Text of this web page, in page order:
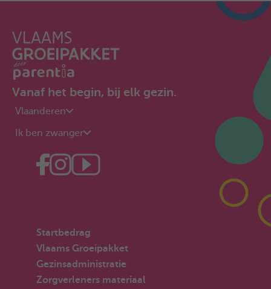
Vanaf het begin, bij elk gezin.
Vlaanderen
Ik ben zwanger
Startbedrag
Vlaams Groeipakket
Gezinsadministratie
Zorgverleners materiaal